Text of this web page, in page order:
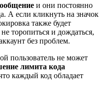
и они постоянно
А если кликнуть на значок
также будет
торопиться и дождаться,
без проблем.
пользователь не может
лимита кода
каждый код обладает